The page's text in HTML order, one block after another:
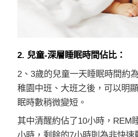
2. 兒童-深層睡眠時間佔比：
2、3歲的兒童一天睡眠時間約
稚園中班、大班之後，可以明
眠時數稍微變短。
其中清醒約佔了10小時，REM